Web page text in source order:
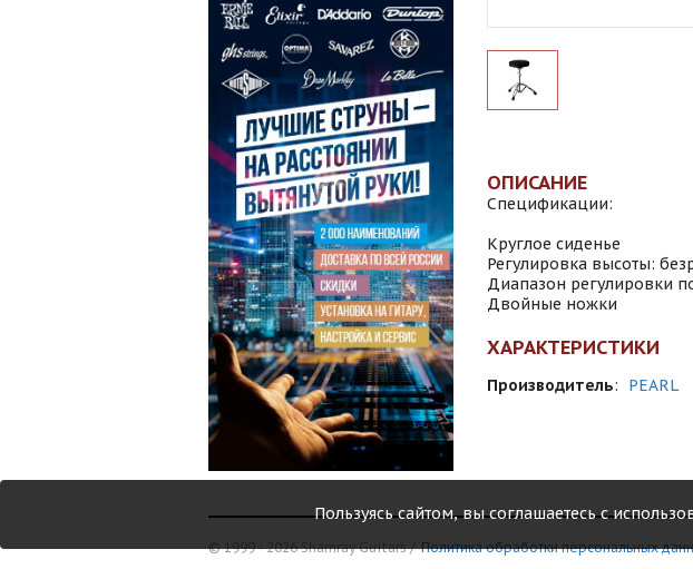
ОПИСАНИЕ
Спецификации:
Круглое сиденье
Регулировка высоты:
Диапазон регулировки
Двойные ножки
ХАРАКТЕРИСТИКИ
Производитель: PEARL
© 1999 - 2026 Shamray Guitars /Политика обработки персональных
Пользуясь сайтом, вы соглашаетесь с